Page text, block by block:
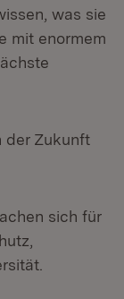
was sie
mit enormem
der Zukunft
sich für